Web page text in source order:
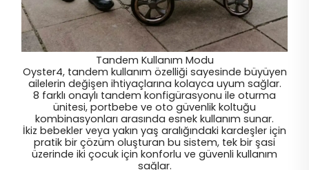
Tandem Kullanım Modu
Oyster4, tandem kullanım özelliği sayesinde büyüyen
ailelerin değişen ihtiyaçlarına kolayca uyum sağlar.
8 farklı onaylı tandem konfigürasyonu ile oturma
ünitesi, portbebe ve oto güvenlik koltuğu
kombinasyonları arasında esnek kullanım sunar.
İkiz bebekler veya yakın yaş aralığındaki kardeşler için
pratik bir çözüm oluşturan bu sistem, tek bir şasi
üzerinde iki çocuk için konforlu ve güvenli kullanım
sağlar.